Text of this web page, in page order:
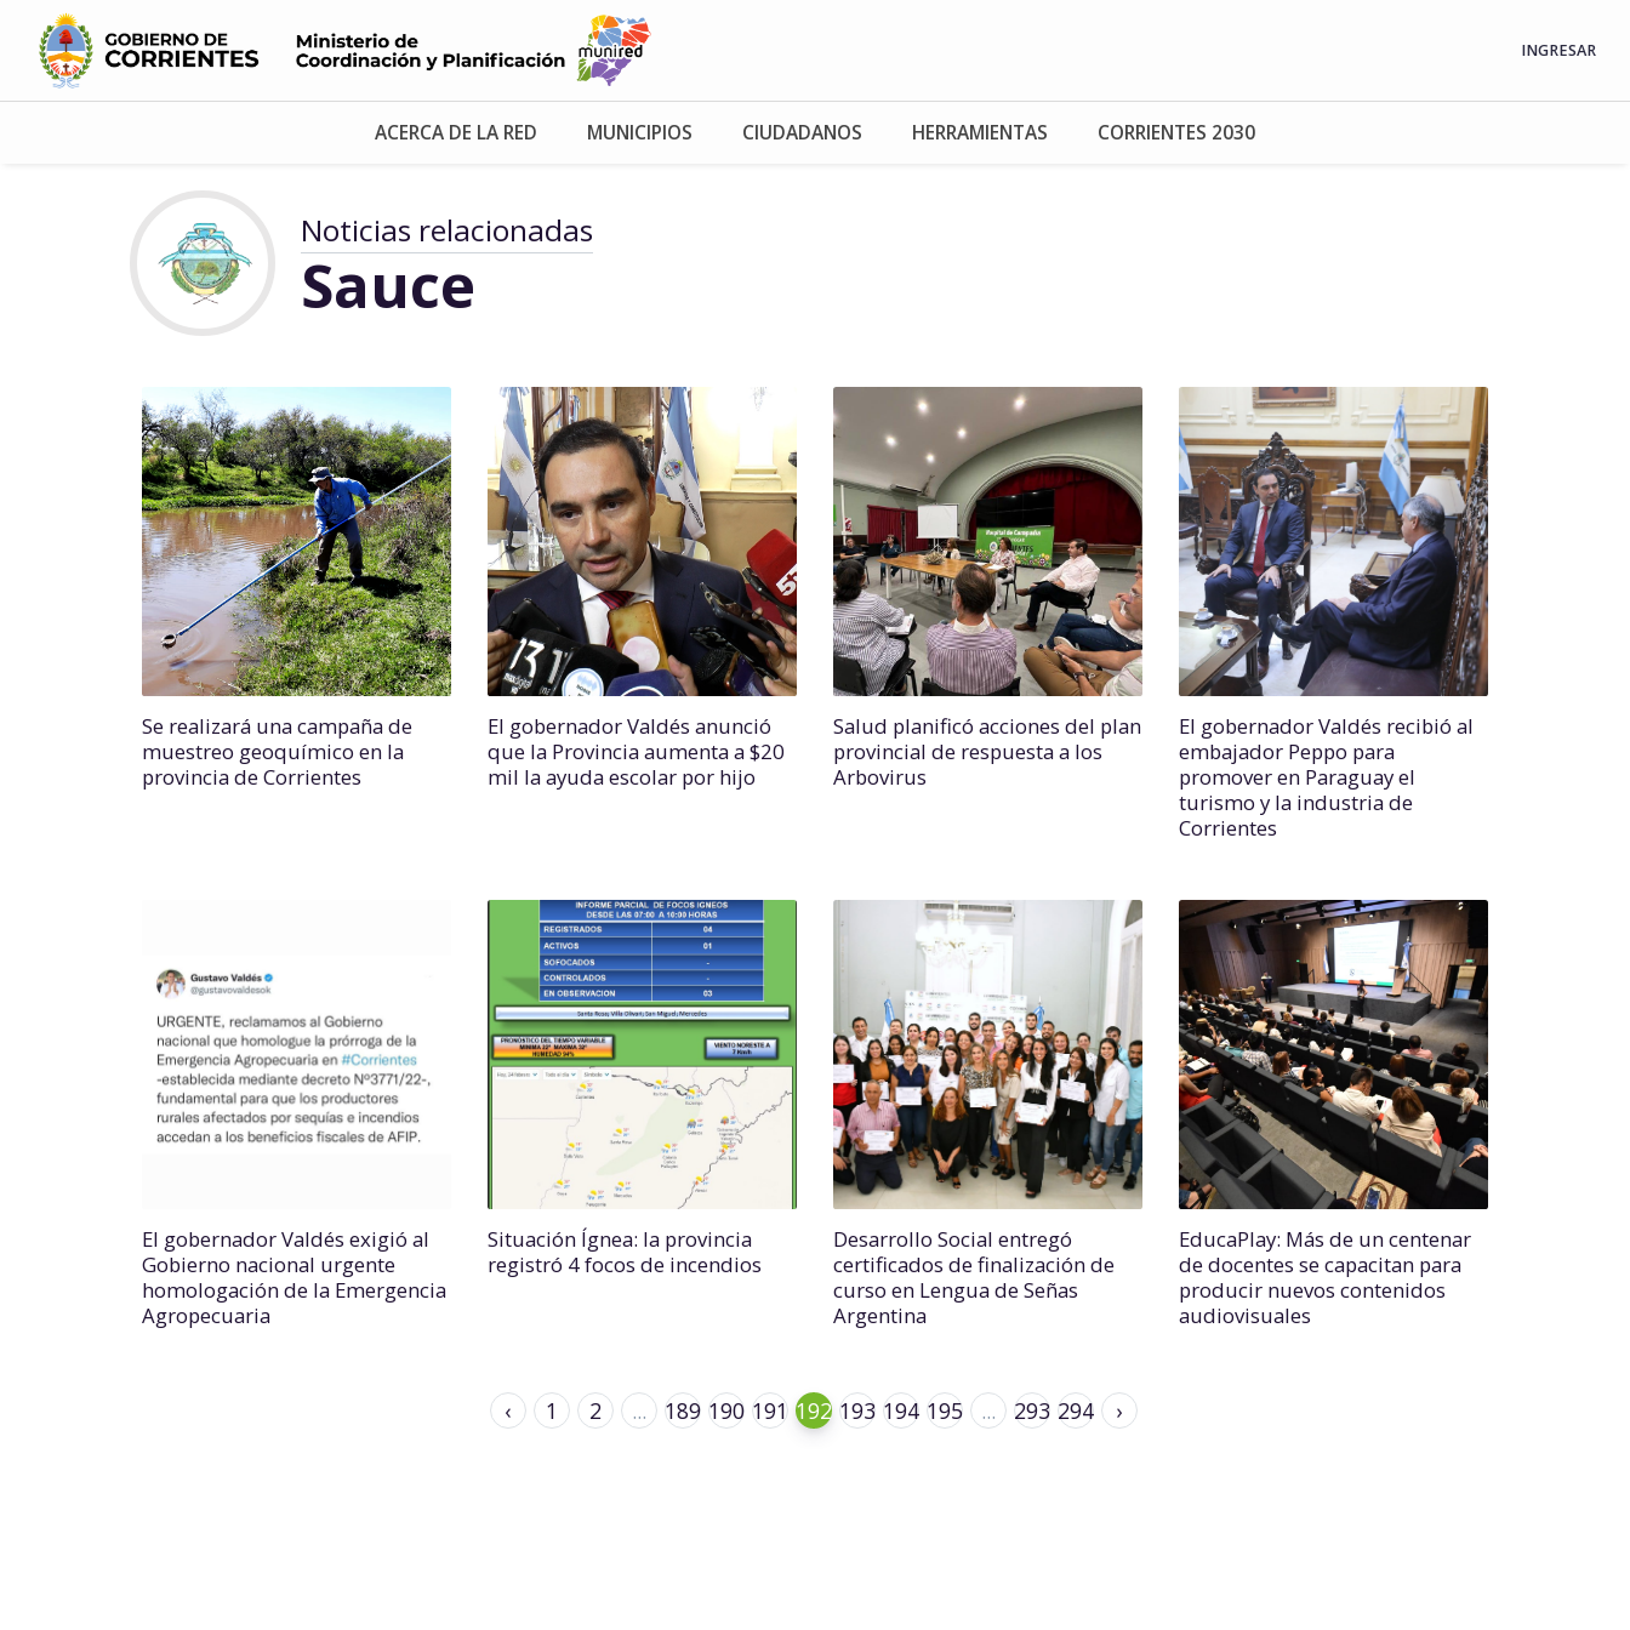
INGRESAR
ACERCA DE LA RED MUNICIPIOS CIUDADANOS HERRAMIENTAS CORRIENTES 2030
Noticias relacionadas
Sauce
Se realizará una campaña de
muestreo geoquímico en la
provincia de Corrientes
El gobernador Valdés anunció
que la Provincia aumenta a $20
mil la ayuda escolar por hijo
Salud planificó acciones del plan
provincial de respuesta a los
Arbovirus
El gobernador Valdés recibió al
embajador Peppo para
promover en Paraguay el
turismo y la industria de
Corrientes
El gobernador Valdés exigió al
Gobierno nacional urgente
homologación de la Emergencia
Agropecuaria
Situación Ígnea: la provincia
registró 4 focos de incendios
Desarrollo Social entregó
certificados de finalización de
curso en Lengua de Señas
Argentina
EducaPlay: Más de un centenar
de docentes se capacitan para
producir nuevos contenidos
audiovisuales
‹ 1 2 ... 189 190 191 192 193 194 195 ... 293 294 ›